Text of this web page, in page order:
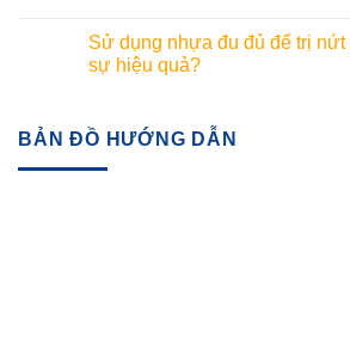
Sử dụng nhựa đu đủ để trị
sự hiệu quả?
BẢN ĐỒ HƯỚNG DẪN